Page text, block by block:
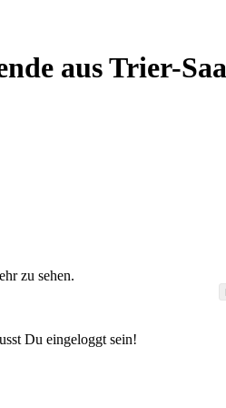
aus Trier-
zu sehen.
Du eingeloggt sein!